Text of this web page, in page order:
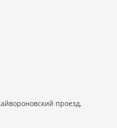
проезд,